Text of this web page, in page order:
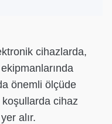
cihazlarda,
önemli ölçüde
koşullarda cihaz
alır.